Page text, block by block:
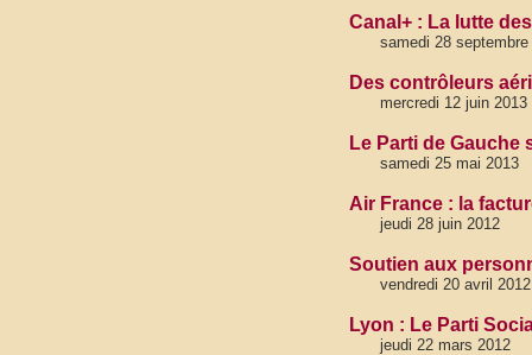
Canal+ : La lutte
samedi 28 septembre
Des contrôleurs
mercredi 12 juin 2013
Le Parti de
samedi 25 mai 2013
Air France : la
jeudi 28 juin 2012
Soutien aux
vendredi 20 avril
Lyon : Le Parti
jeudi 22 mars 2012